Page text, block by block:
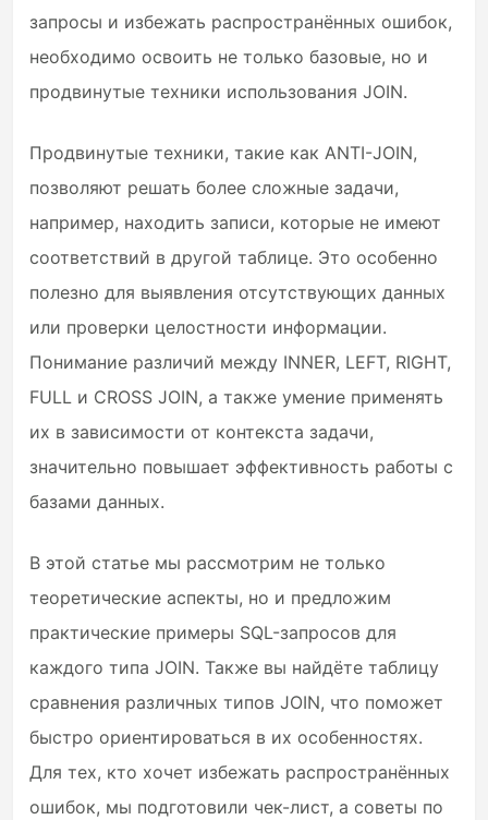
запросы и избежать распространённых ошибок,
необходимо освоить не только базовые, но и
продвинутые техники использования JOIN.
Продвинутые техники, такие как ANTI-JOIN,
позволяют решать более сложные задачи,
например, находить записи, которые не имеют
соответствий в другой таблице. Это особенно
полезно для выявления отсутствующих данных
или проверки целостности информации.
Понимание различий между INNER, LEFT, RIGHT,
FULL и CROSS JOIN, а также умение применять
их в зависимости от контекста задачи,
значительно повышает эффективность работы с
базами данных.
В этой статье мы рассмотрим не только
теоретические аспекты, но и предложим
практические примеры SQL-запросов для
каждого типа JOIN. Также вы найдёте таблицу
сравнения различных типов JOIN, что поможет
быстро ориентироваться в их особенностях.
Для тех, кто хочет избежать распространённых
ошибок, мы подготовили чек-лист, а советы по